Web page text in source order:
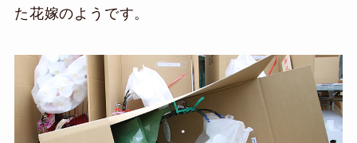
た花嫁のようです。